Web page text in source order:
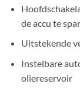
de accu te
Uitstekende
Instelbare
oliereservoir